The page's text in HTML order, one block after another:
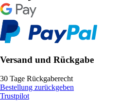
Versand und Rückgabe
30 Tage Rückgaberecht
Bestellung zurückgeben
Trustpilot